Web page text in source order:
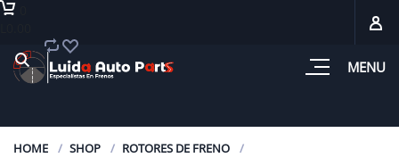
MENU
HOME SHOP
ROTORES DE FRENO